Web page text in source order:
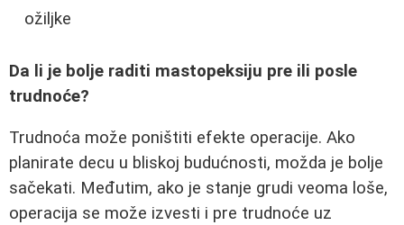
ožiljke
Da li je bolje raditi mastopeksiju pre ili posle
trudnoće?
Trudnoća može poništiti efekte operacije. Ako
planirate decu u bliskoj budućnosti, možda je bolje
sačekati. Međutim, ako je stanje grudi veoma loše,
operacija se može izvesti i pre trudnoće uz